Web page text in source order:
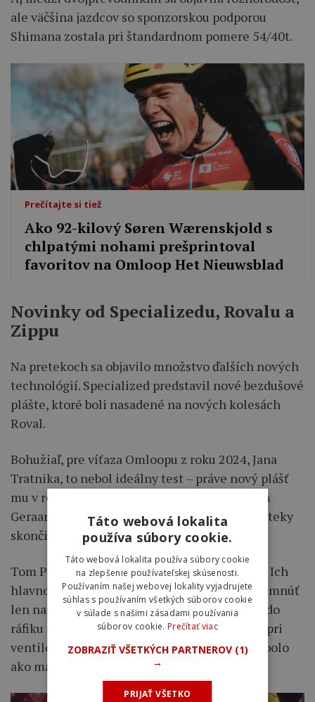
ale väčšina jazdcov so sponzorskou podporou
Shimana zostala pri štandardnom pomere 54/40t.
Prečítajte si tiež
Ako 92-kilový Søren Wærenskjold s
chlpatými nohami prešprintoval
favoritov na Omloop Het Nieuwsblad
Novinky od Specializedu, Rovalu a
Zippu
Na pretekoch sa objavilo množstvo ďalších nových
technológií. Specialized predstavil nové bezdušové
plášte, ktoré boli nasadené na nových kolesách
Roval.
Bohužiaľ, pre víťaza Omloopu z roku 2024, Jana
Tratnika, to nebol ideálny test – práve nový plášť
mu v rozhodujúcej chvíli na stúpaní Muur van
Geraardsbergen spôsobil defekt, čím jeho preteky
skončili.
Tom Pidcock jazdil na nových kolesách Zipp. Ich
hlavnou novinkou je detail, ktorý si mohli všimnúť
len najpozornejší. Zdá sa, že Zipp integroval do
ráfiku tlakový senzor Quarq TyreWiz priamo pri
ventilovom otvore. Blikajúce červené svetlo bolo
ako maják pre technologických nadšencov.
Táto webová lokalita
používa súbory cookie.
Táto webová lokalita používa súbory cookie
na zlepšenie používateľskej skúsenosti.
Používaním našej webovej lokality vyjadrujete
súhlas s používaním všetkých súborov cookie
v súlade s našimi zásadami používania
súborov cookie. Prečítať viac
ZOBRAZIŤ VŠETKÝCH PARTNEROV (1)
→
PRIJAŤ VŠETKO